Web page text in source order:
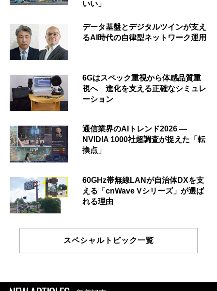
いい」
データ基盤とデジタルツインが支え
るAI時代の自律型ネットワーク運用
6Gはスペック重視から体感品質重
視へ 進化を支える正確なシミュレ
ーション
通信業界のAIトレンド2026 ―
NVIDIA 1000社超調査が捉えた「転
換点」
60GHz帯無線LANが自治体DXを支
える「cnWave Vシリーズ」が選ば
れる理由
スペシャルトピック一覧